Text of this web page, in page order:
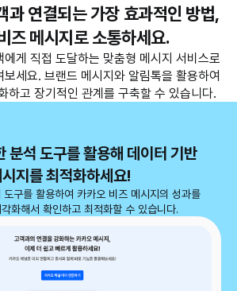
과 연결되는 가장 효과적인 방법,
즈 메시지로 소통하세요.
게 직접 도달하는 맞춤형 메시지 서비스로
세요. 브랜드 메시지와 알림톡을 활용하여
하고 장기적인 관계를 구축할 수 있습니다.
분석 도구를 활용해 데이터 기반
지를 최적화하세요!
구를 활용하여 카카오 비즈 메시지의 성과를
화해서 확인하고 최적화할 수 있습니다.